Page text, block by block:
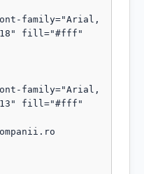
fill="#fff"
fill="#fff"